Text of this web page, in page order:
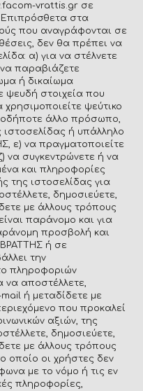
vrattis.gr σε
στα
που αναγράφονται σε
δεν θα πρέπει να
α) για να στέλνετε
παραβιάζετε
ή δικαίωμα
ψευδή στοιχεία που
ψεύτικο
άλλο πρόσωπο,
ή υπάλληλο
ε) να πραγματοποιείτε
να συγκεντρώνετε ή να
και πληροφορίες
της ιστοσελίδας για
δημοσιεύετε,
με άλλους τρόπους
παράνομο και για
προσβολή και
ΒΡΑΤΤΗΣ ή σε
την
πληροφοριών
να αποστέλλετε,
ή μεταδίδετε με
που προκαλεί
αξιών, της
δημοσιεύετε,
με άλλους τρόπους
οποίο οι χρήστες δεν
με το νόμο ή τις εν
πληροφορίες,